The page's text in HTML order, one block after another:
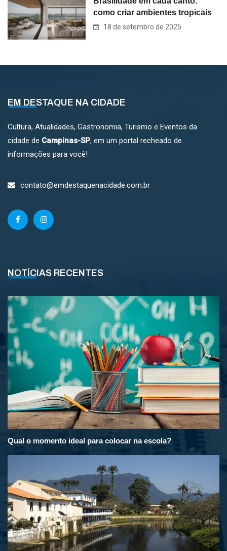
como criar ambientes tropicais
18 de setembro de 2025
EM DESTAQUE NA CIDADE
Cultura, Atualidades, Gastronomia, Turismo e Eventos da
cidade de Campinas-SP, em um portal recheado de
informações para você!
contato@emdestaquenacidade.com.br
NOTÍCIAS RECENTES
Qual o momento ideal para colocar na escola?